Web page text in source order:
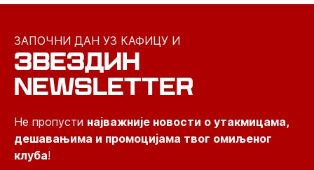
ЗАПОЧНИ ДАН УЗ КАФИЦУ И
ЗВЕЗДИН
NEWSLETTER
Не пропусти најважније новости о утакмицама,
дешавањима и промоцијама твог омиљеног
клуба!